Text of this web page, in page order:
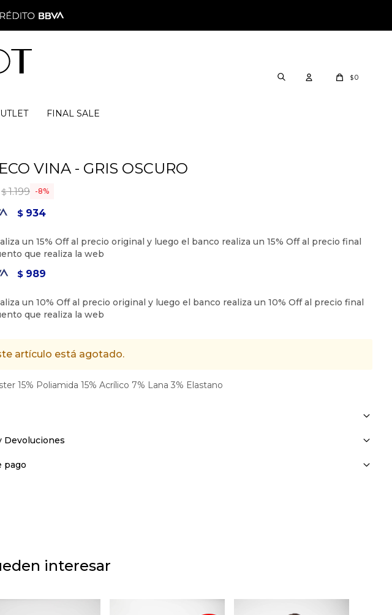
FINAL SALE
$0
VINA - GRIS OSCURO
$1.199 8
$ 934
$ 989
artículo está agotado.
15% Poliamida 15% Acrílico 7% Lana 3% Elastano
Devoluciones
pago
interesar